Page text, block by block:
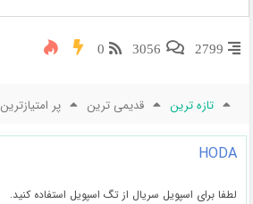
2799
3056
0
تازه ترین قدیمی ترین پر امتیازترین
HODA
لطفا برای اسپویل سریال از تگ اسپویل استفاده کنید.